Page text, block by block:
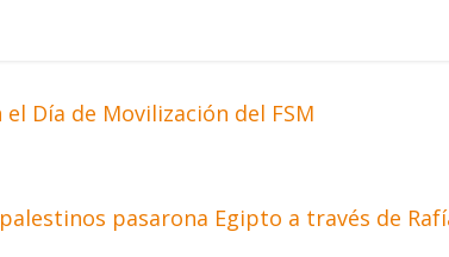
Día de Movilización del FSM
pasarona Egipto a través de